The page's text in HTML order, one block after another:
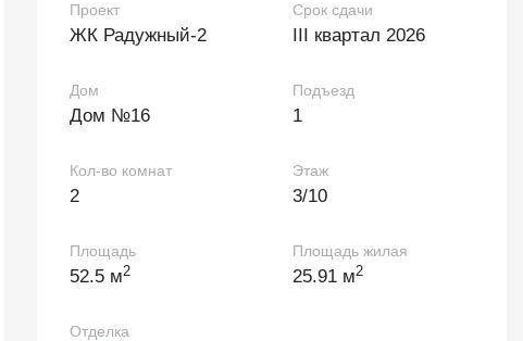
Проект
ЖК Радужный-2
Срок сдачи
III квартал 2026
Дом
Дом №16
Подъезд
1
Кол-во комнат
2
Этаж
3/10
Площадь
52.5 м2
Площадь жилая
25.91 м2
Отделка